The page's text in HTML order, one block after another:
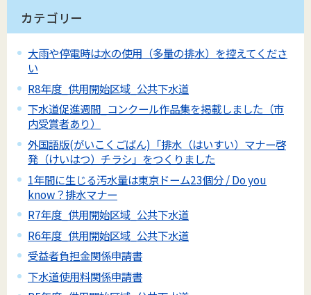
カテゴリー
大雨や停電時は水の使用（多量の排水）を控えてくださ
い
R8年度_供用開始区域_公共下水道
下水道促進週間_コンクール作品集を掲載しました（市
内受賞者あり）
外国語版(がいこくごばん)「排水（はいすい）マナー啓
発（けいはつ）チラシ」をつくりました
1年間に生じる汚水量は東京ドーム23個分 / Do you
know？排水マナー
R7年度_供用開始区域_公共下水道
R6年度_供用開始区域_公共下水道
受益者負担金関係申請書
下水道使用料関係申請書